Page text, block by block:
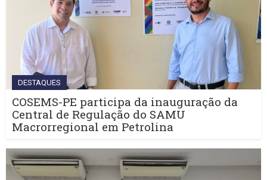
DESTAQUES
COSEMS-PE participa da inauguração da
Central de Regulação do SAMU
Macrorregional em Petrolina